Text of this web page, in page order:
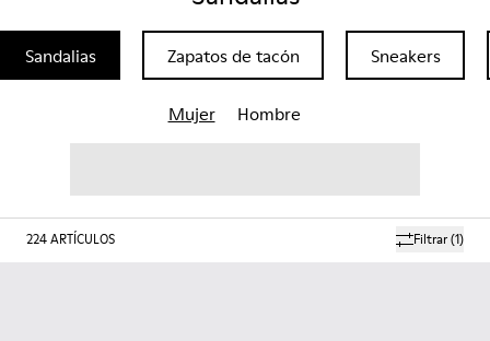
Sandalias Zapatos de tacón Sneakers
Mujer Hombre
Filtrar(1)
224ARTÍCULOS